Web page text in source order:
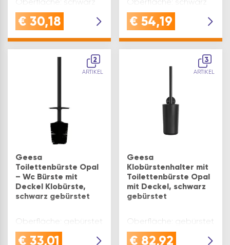
matt
€ 30,18
matt
€ 54,19
2
ARTIKEL
Geesa
Toilettenbürste Opal
– Wc Bürste mit
Deckel Klobürste,
schwarz gebürstet
Oberfläche: gebürstet
€ 33,01
3
ARTIKEL
Geesa
Klobürstenhalter mit
Toilettenbürste Opal
mit Deckel, schwarz
gebürstet
Oberfläche: gebürstet
€ 82,92